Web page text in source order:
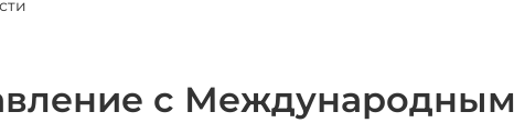
с Международным